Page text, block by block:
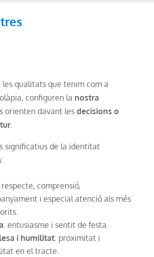
les qualitats que tenim com a
configuren la nostra
orienten davant les decisions o
.
significatius de la identitat
respecte, comprensió,
i especial atenció als més
: entusiasme i sentit de festa.
i humilitat: proximitat i
en el tracte.